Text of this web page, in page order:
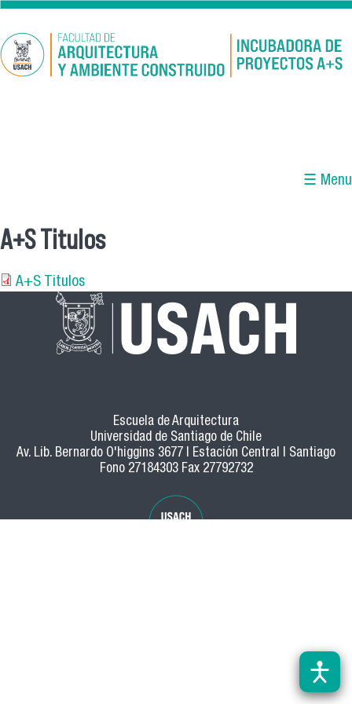
Pasar al contenido principal
☰ Menu
A+S Titulos
A+S Titulos
Escuela de Arquitectura
Universidad de Santiago de Chile
Av. Lib. Bernardo O'higgins 3677 | Estación Central | Santiago
Fono 27184303 Fax 27792732